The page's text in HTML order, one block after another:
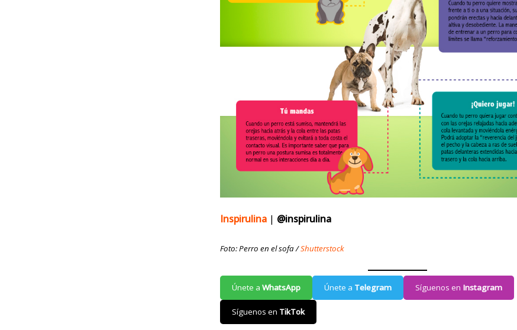
Inspirulina | @inspirulina
Foto: Perro en el sofa /Shutterstock
Únete a WhatsApp Únete a Telegram Síguenos en Instagram
Síguenos en TikTok